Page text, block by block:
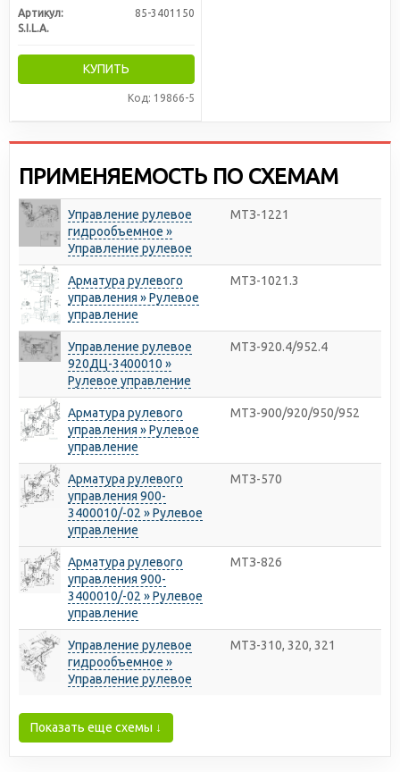
Артикул:
85-3401150
S.I.L.A.
КУПИТЬ
Код: 19866-5
ПРИМЕНЯЕМОСТЬ ПО СХЕМАМ
Управление рулевое
гидрообъемное »
Управление рулевое
МТЗ-1221
Арматура рулевого
управления » Рулевое
управление
МТЗ-1021.3
Управление рулевое
920ДЦ-3400010 »
Рулевое управление
МТЗ-920.4/952.4
Арматура рулевого
управления » Рулевое
управление
МТЗ-900/920/950/952
Арматура рулевого
управления 900-
3400010/-02 » Рулевое
управление
МТЗ-570
Арматура рулевого
управления 900-
3400010/-02 » Рулевое
управление
МТЗ-826
Управление рулевое
гидрообъемное »
Управление рулевое
МТЗ-310, 320, 321
Показать еще схемы ↓